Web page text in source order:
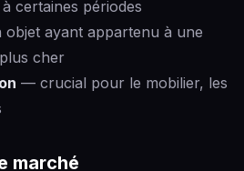
certaines périodes
ayant appartenu à une
cher
— crucial pour le mobilier, les
marché